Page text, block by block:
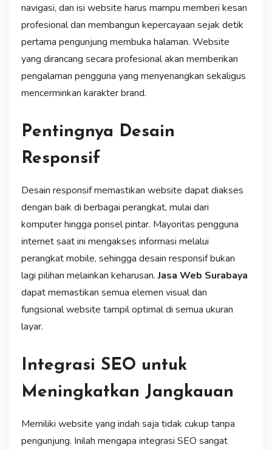
navigasi, dan isi website harus mampu memberi kesan
profesional dan membangun kepercayaan sejak detik
pertama pengunjung membuka halaman. Website
yang dirancang secara profesional akan memberikan
pengalaman pengguna yang menyenangkan sekaligus
mencerminkan karakter brand.
Pentingnya Desain
Responsif
Desain responsif memastikan website dapat diakses
dengan baik di berbagai perangkat, mulai dari
komputer hingga ponsel pintar. Mayoritas pengguna
internet saat ini mengakses informasi melalui
perangkat mobile, sehingga desain responsif bukan
lagi pilihan melainkan keharusan.Jasa Web Surabaya
dapat memastikan semua elemen visual dan
fungsional website tampil optimal di semua ukuran
layar.
Integrasi SEO untuk
Meningkatkan Jangkauan
Memiliki website yang indah saja tidak cukup tanpa
pengunjung. Inilah mengapa integrasi SEO sangat